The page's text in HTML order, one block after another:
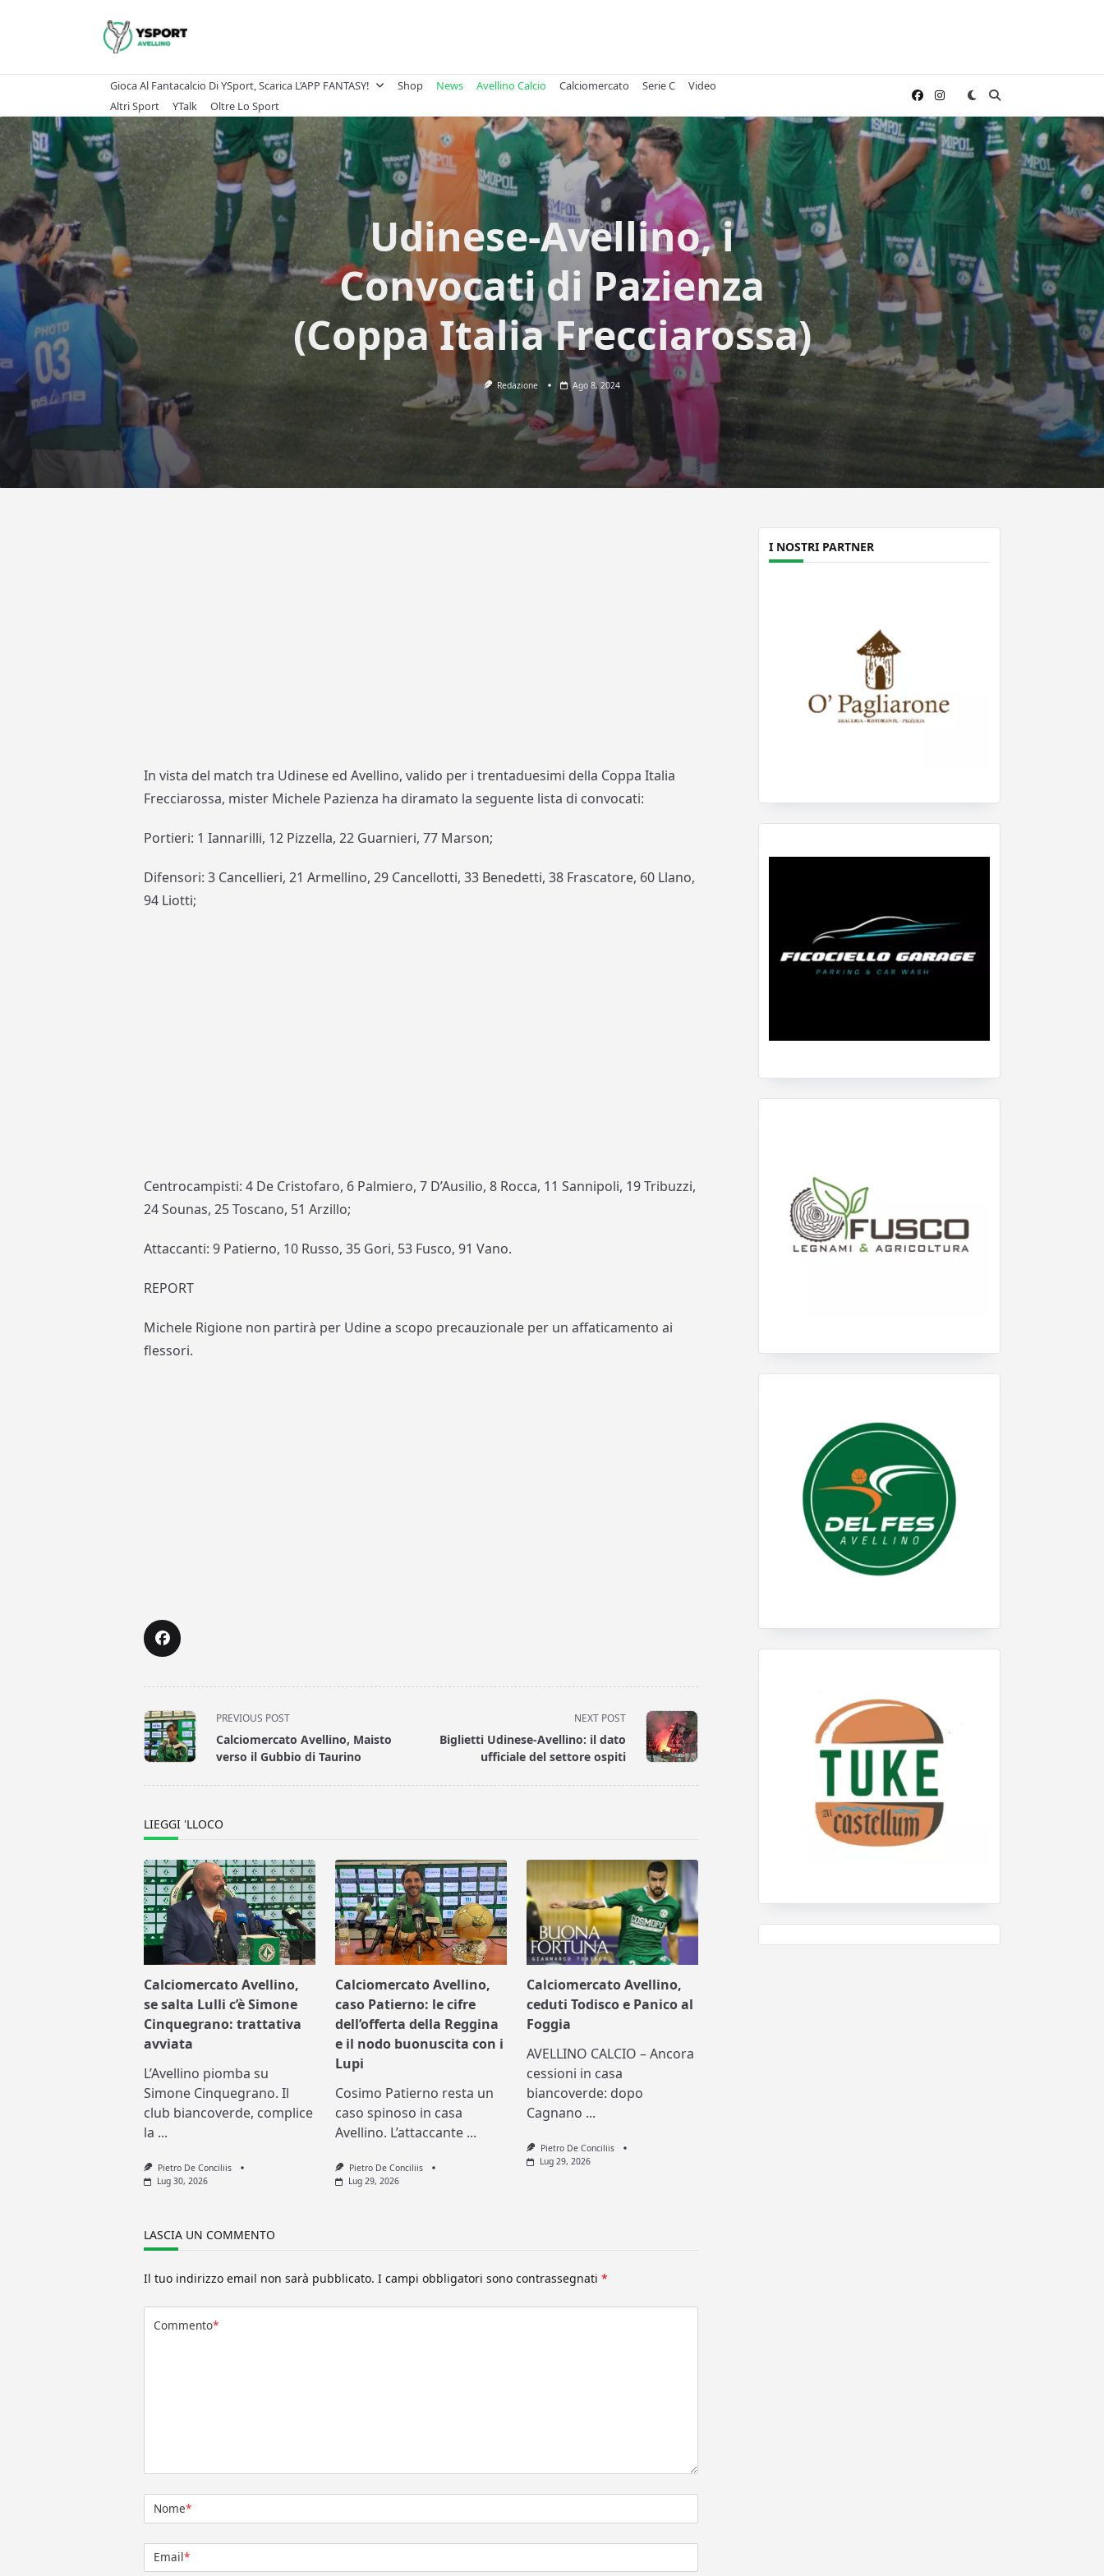
Gioca Al Fantacalcio Di YSport, Scarica L’APP FANTASY! Shop News Avellino Calcio Calciomercato Serie C
Video
Altri Sport
YTalk Oltre Lo Sport
Udinese-Avellino, i
Convocati di Pazienza
(Coppa Italia Frecciarossa)
Redazione Ago 8, 2024
In vista del match tra Udinese ed Avellino, valido per i trentaduesimi della Coppa Italia
Frecciarossa, mister Michele Pazienza ha diramato la seguente lista di convocati:
Portieri: 1 Iannarilli, 12 Pizzella, 22 Guarnieri, 77 Marson;
Difensori: 3 Cancellieri, 21 Armellino, 29 Cancellotti, 33 Benedetti, 38 Frascatore, 60 Llano,
94 Liotti;
Centrocampisti: 4 De Cristofaro, 6 Palmiero, 7 D’Ausilio, 8 Rocca, 11 Sannipoli, 19 Tribuzzi,
24 Sounas, 25 Toscano, 51 Arzillo;
Attaccanti: 9 Patierno, 10 Russo, 35 Gori, 53 Fusco, 91 Vano.
REPORT
Michele Rigione non partirà per Udine a scopo precauzionale per un affaticamento ai
flessori.
<span
class="nav-
subtitle
PREVIOUS POST
Calciomercato Avellino, Maisto
verso il Gubbio di Taurino
NEXT POST
Biglietti Udinese-Avellino: il dato
ufficiale del settore ospiti
LIEGGI 'LLOCO
Calciomercato Avellino,
se salta Lulli c’è Simone
Cinquegrano: trattativa
avviata
L’Avellino piomba su
Simone Cinquegrano. Il
club biancoverde, complice
la ...
Pietro De Conciliis
Lug 30, 2026
Calciomercato Avellino,
caso Patierno: le cifre
dell’offerta della Reggina
e il nodo buonuscita con i
Lupi
Cosimo Patierno resta un
caso spinoso in casa
Avellino. L’attaccante ...
Pietro De Conciliis
Lug 29, 2026
Calciomercato Avellino,
ceduti Todisco e Panico al
Foggia
AVELLINO CALCIO – Ancora
cessioni in casa
biancoverde: dopo
Cagnano ...
Pietro De Conciliis
Lug 29, 2026
LASCIA UN COMMENTO
Il tuo indirizzo email non sarà pubblicato. I campi obbligatori sono contrassegnati*
Commento*
Nome*
Email*
I NOSTRI PARTNER